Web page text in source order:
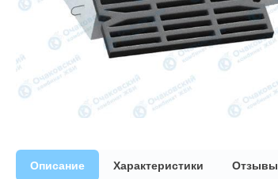
Описание Характеристики Отзывы